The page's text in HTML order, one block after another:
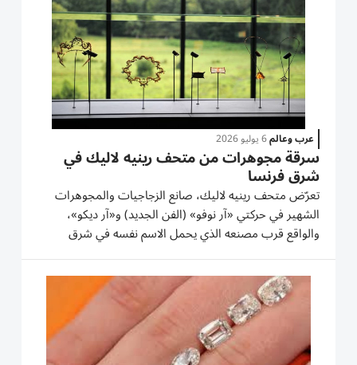
عرب وعالم6 يوليو 2026
سرقة مجوهرات من متحف رينيه لاليك في
شرق فرنسا
تعرّض متحف رينيه لاليك، صانع الزجاجيات والمجوهرات
الشهير في حركتي «آر نوفو» (الفن الجديد) و«آر ديكو»،
والواقع قرب مصنعه الذي يحمل الاسم نفسه في شرق
فرنسا، لسرقة مجوهرات بقيمة «بضعة ملايين» اليورو الأحد،
وفق مصدر مُطّلع على التحقيق. وأشار المصدر إلى أن
«حوالى عشرين قطعة...